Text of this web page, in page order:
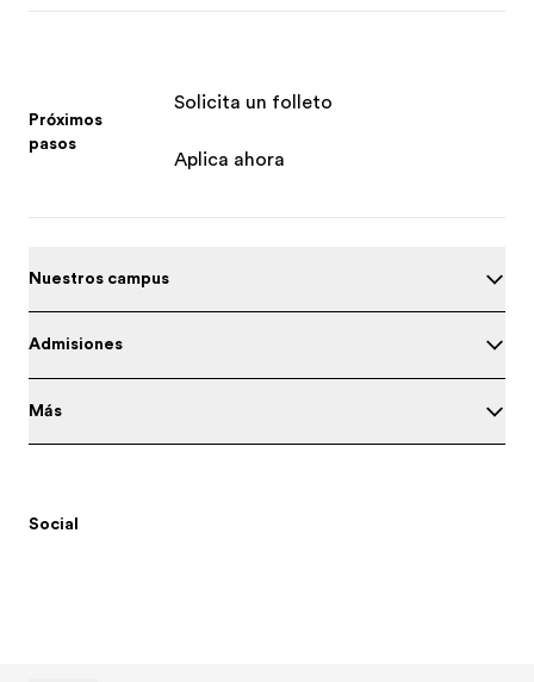
Próximos
pasos
Solicita un folleto
Aplica ahora
Nuestros campus
Admisiones
Más
Social